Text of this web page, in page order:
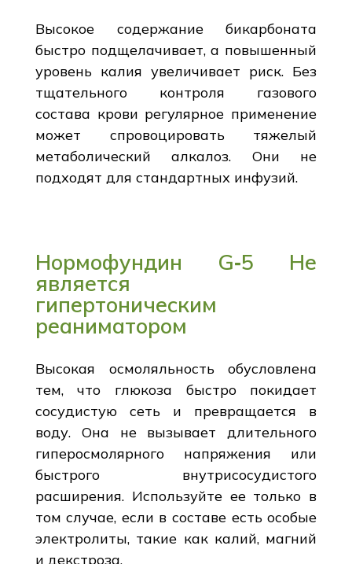
Высокое содержание бикарбоната
быстро подщелачивает, а повышенный
уровень калия увеличивает риск. Без
тщательного контроля газового
состава крови регулярное применение
может спровоцировать тяжелый
метаболический алкалоз. Они не
подходят для стандартных инфузий.
Нормофундин G‑5 Не
является
гипертоническим
реаниматором
Высокая осмоляльность обусловлена
тем, что глюкоза быстро покидает
сосудистую сеть и превращается в
воду. Она не вызывает длительного
гиперосмолярного напряжения или
быстрого внутрисосудистого
расширения. Используйте ее только в
том случае, если в составе есть особые
электролиты, такие как калий, магний
и декстроза.